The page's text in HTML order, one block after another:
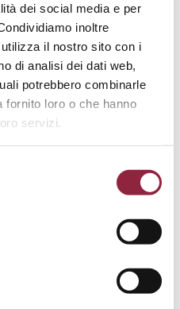
dei social media e per
inoltre
il nostro sito con i
di analisi dei dati web,
potrebbero combinarle
fornito loro o che hanno
servizi.
i difetti di verniciatura
nei prodotti
in particolare come
produzione di prodotti
impatto estetico, la...
evitare i difetti di
si lavora con
particolare, parleremo di: